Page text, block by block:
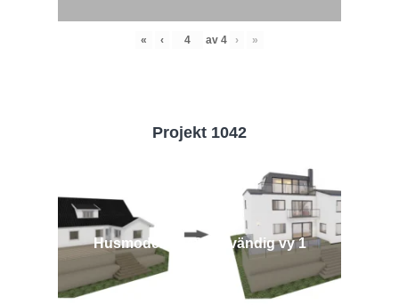
« ‹ av 4 › »
Projekt 1042
Husmodell 1042 - Utvändig vy 1